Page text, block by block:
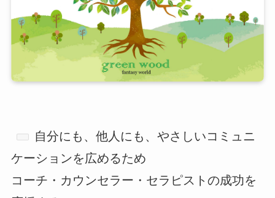
自分にも、他人にも、やさしいコミュニ
ケーションを広めるため
コーチ・カウンセラー・セラピストの成功を